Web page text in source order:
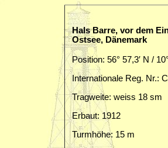
Hals Barre, vor dem
Ostsee, Dänemark
Position: 56° 57,3′ N /
Internationale Reg. Nr.:
Tragweite: weiss 18 sm
Erbaut: 1912
Turmhöhe: 15 m